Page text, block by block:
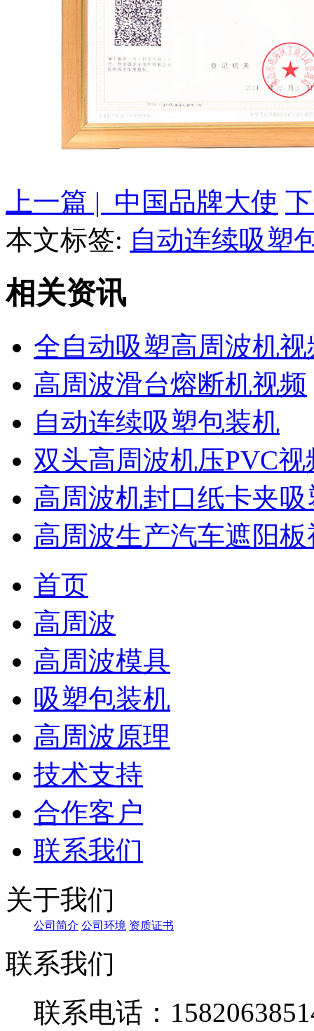
上一篇 | 中国品牌大使
本文标签: 自动连续吸塑
相关资讯
全自动吸塑高周波机视
高周波滑台熔断机视频
自动连续吸塑包装机
双头高周波机压PVC视
高周波机封口纸卡夹
高周波生产汽车遮阳板
首页
高周波
高周波模具
吸塑包装机
高周波原理
技术支持
合作客户
联系我们
关于我们
公司简介 公司环境 资质证书
联系我们
联系电话：